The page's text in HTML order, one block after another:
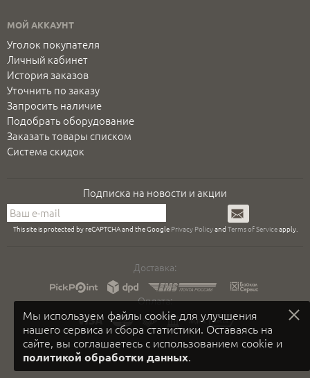
Мы используем файлы cookie для улучшения
нашего сервиса и сбора статистики. Оставаясь на
сайте, вы соглашаетесь с использованием cookie и
политикой обработки данных.
МОЙ АККАУНТ
Уголок покупателя
Личный кабинет
История заказов
Уточнить по заказу
Запросить наличие
Подобрать оборудование
Заказать товары списком
Система скидок
Подписка на новости и акции
Подписаться
This site is protected by reCAPTCHA and the Google Privacy Policyand Terms of Serviceapply.
Доставка:
Оплата: